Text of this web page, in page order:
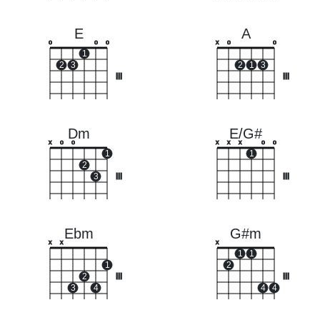
E
o
2 3
1
o o
A
x o
2 1 3
o
Dm
x o o
2
3
1
E/G#
x x x
1
o o
Ebm
x x
3
2
4
1
G#m
x
2
1 1
4 4